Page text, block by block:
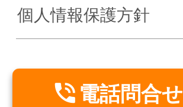
個人情報保護方針
 電話問合せ